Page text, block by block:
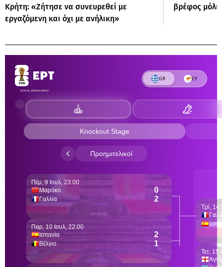
Κρήτη: «Ζήτησε να συνευρεθεί με
εργαζόμενη και όχι με ανήλικη»
βρέφος